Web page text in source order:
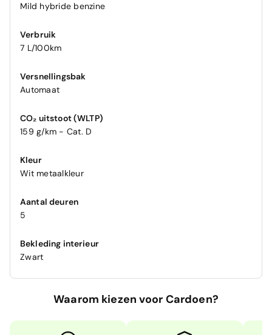
Mild hybride benzine
Verbruik
7 L/100km
Versnellingsbak
Automaat
CO₂ uitstoot (WLTP)
159 g/km - Cat. D
Kleur
Wit metaalkleur
Aantal deuren
5
Bekleding interieur
Zwart
Waarom kiezen voor Cardoen?